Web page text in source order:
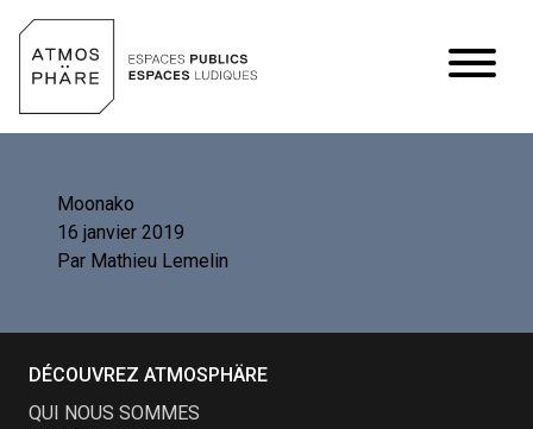
Moonako
16 janvier 2019
Par Mathieu Lemelin
DÉCOUVREZ ATMOSPHÄRE
QUI NOUS SOMMES